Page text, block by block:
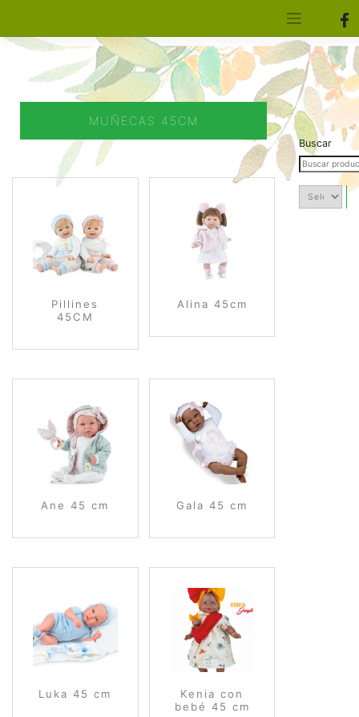
MUÑECAS 45CM
Pillines
45CM
Alina 45cm
Ane 45 cm Gala 45 cm
Luka 45 cm
Kenia con
bebé 45 cm
Buscar